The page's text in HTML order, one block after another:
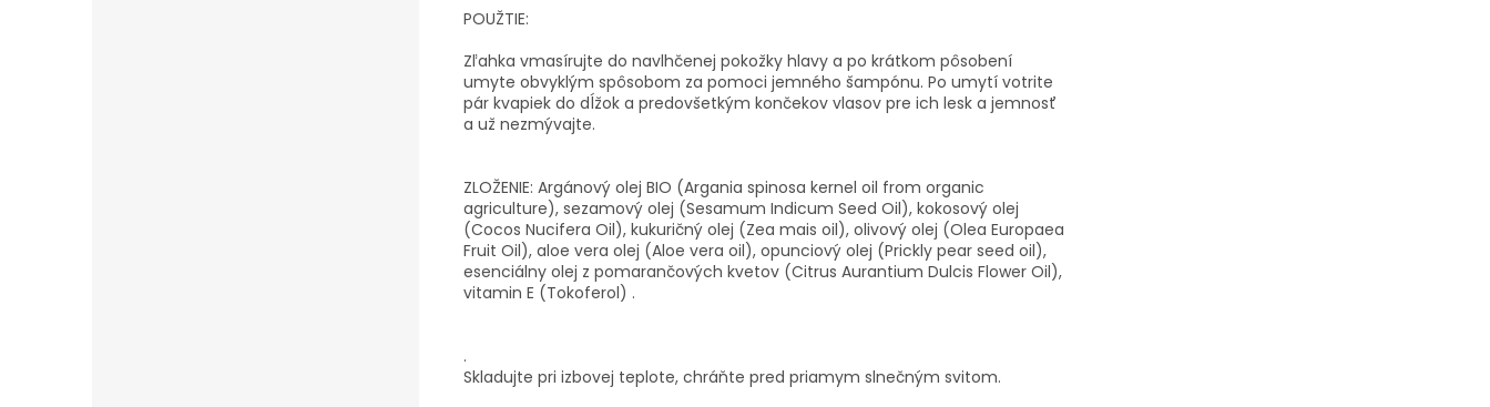
POUŽTIE:
Zľahka vmasírujte do navlhčenej pokožky hlavy a po krátkom pôsobení
umyte obvyklým spôsobom za pomoci jemného šampónu. Po umytí votrite
pár kvapiek do dĺžok a predovšetkým končekov vlasov pre ich lesk a jemnosť
a už nezmývajte.
ZLOŽENIE: Argánový olej BIO (Argania spinosa kernel oil from organic
agriculture), sezamový olej (Sesamum Indicum Seed Oil), kokosový olej
(Cocos Nucifera Oil), kukuričný olej (Zea mais oil), olivový olej (Olea Europaea
Fruit Oil), aloe vera olej (Aloe vera oil), opunciový olej (Prickly pear seed oil),
esenciálny olej z pomarančových kvetov (Citrus Aurantium Dulcis Flower Oil),
vitamin E (Tokoferol) .
.
Skladujte pri izbovej teplote, chráňte pred priamym slnečným svitom.